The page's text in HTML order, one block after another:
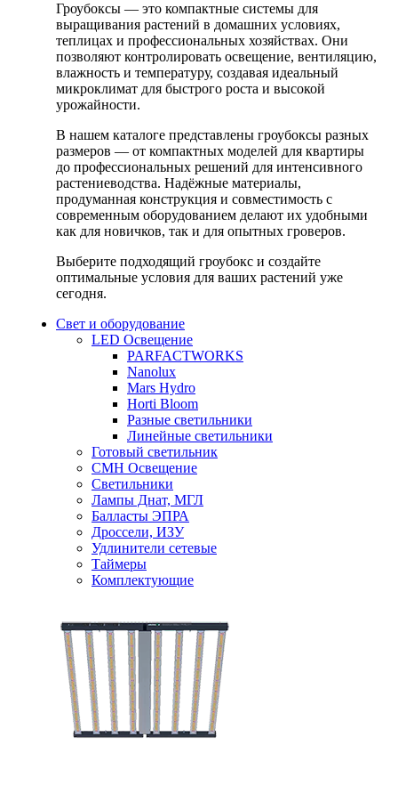
Гроубоксы — это компактные системы для
выращивания растений в домашних условиях,
теплицах и профессиональных хозяйствах. Они
позволяют контролировать освещение, вентиляцию,
влажность и температуру, создавая идеальный
микроклимат для быстрого роста и высокой
урожайности.
В нашем каталоге представлены гроубоксы разных
размеров — от компактных моделей для квартиры
до профессиональных решений для интенсивного
растениеводства. Надёжные материалы,
продуманная конструкция и совместимость с
современным оборудованием делают их удобными
как для новичков, так и для опытных гроверов.
Выберите подходящий гроубокс и создайте
оптимальные условия для ваших растений уже
сегодня.
Свет и оборудование
LED Освещение
PARFACTWORKS
Nanolux
Mars Hydro
Horti Bloom
Разные светильники
Линейные светильники
Готовый светильник
CMH Освещение
Светильники
Лампы Днат, МГЛ
Балласты ЭПРА
Дроссели, ИЗУ
Удлинители сетевые
Таймеры
Комплектующие